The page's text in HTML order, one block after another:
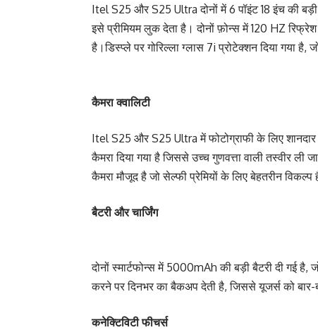
Itel S25 और S25 Ultra दोनों में 6 पॉइंट 18 इंच की
इसे प्रीमियम लुक देता है। दोनों फ़ोन्स में 120 HZ
है।डिस्प्ले पर गोरिल्ला ग्लास 7i प्रोटेक्शन दिया गया है,
कैमरा क्वालिटी
Itel S25 और S25 Ultra में फोटोग्राफी के लिए
कैमरा दिया गया है जिससे उच्च गुणवत्ता वाली तस्वीर
कैमरा मौजूद है जो सेल्फी प्रेमियों के लिए बेहतरीन विकल्प
बैटरी और चार्जिंग
दोनों स्मार्टफोन्स में 5000mAh की बड़ी बैटरी दी गई
करने पर दिनभर का बैकअप देती है, जिससे यूजर्स को बार-
कनेक्टिविटी फीचर्स